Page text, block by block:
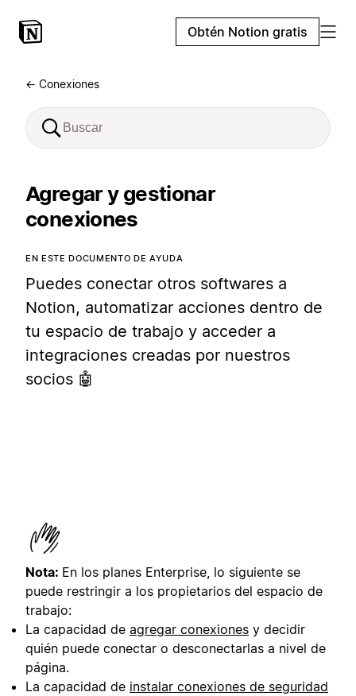
Obtén Notion gratis
← Conexiones
Agregar y gestionar
conexiones
EN ESTE DOCUMENTO DE AYUDA
Puedes conectar otros softwares a
Notion, automatizar acciones dentro de
tu espacio de trabajo y acceder a
integraciones creadas por nuestros
socios 🤖
Nota: En los planes Enterprise, lo siguiente se
puede restringir a los propietarios del espacio de
trabajo:
La capacidad de agregar conexiones y decidir
quién puede conectar o desconectarlas a nivel de
página.
La capacidad de instalar conexiones de seguridad